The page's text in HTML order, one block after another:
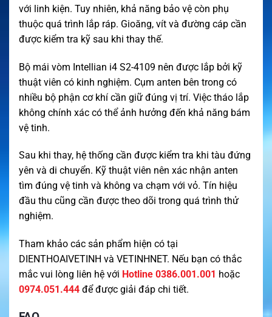
với linh kiện. Tuy nhiên, khả năng bảo vệ còn phụ
thuộc quá trình lắp ráp. Gioăng, vít và đường cáp cần
được kiểm tra kỹ sau khi thay thế.
Bộ mái vòm Intellian i4 S2-4109 nên được lắp bởi kỹ
thuật viên có kinh nghiệm. Cụm anten bên trong có
nhiều bộ phận cơ khí cần giữ đúng vị trí. Việc tháo lắp
không chính xác có thể ảnh hưởng đến khả năng bám
vệ tinh.
Sau khi thay, hệ thống cần được kiểm tra khi tàu đứng
yên và di chuyển. Kỹ thuật viên nên xác nhận anten
tìm đúng vệ tinh và không va chạm với vỏ. Tín hiệu
đầu thu cũng cần được theo dõi trong quá trình thử
nghiệm.
Tham khảo các sản phẩm hiện có tại
DIENTHOAIVETINH và VETINHNET. Nếu bạn có thắc
mắc vui lòng liên hệ với Hotline 0386.001.001 hoặc
0974.051.444 để được giải đáp chi tiết.